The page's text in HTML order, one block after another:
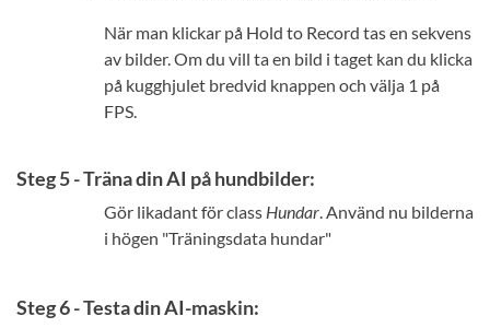
När man klickar på Hold to Record tas en sekvens
av bilder. Om du vill ta en bild i taget kan du klicka
på kugghjulet bredvid knappen och välja 1 på
FPS.
Steg 5 - Träna din AI på hundbilder:
Gör likadant för class Hundar. Använd nu bilderna
i högen "Träningsdata hundar"
Steg 6 - Testa din AI-maskin: